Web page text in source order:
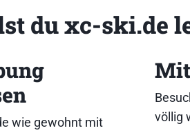
– dazu am besten A1
zu feuchten Raum über den
Snowboards nach dem
auf den Kanten
du xc-ski.de
wie gewohnt mit
völlig